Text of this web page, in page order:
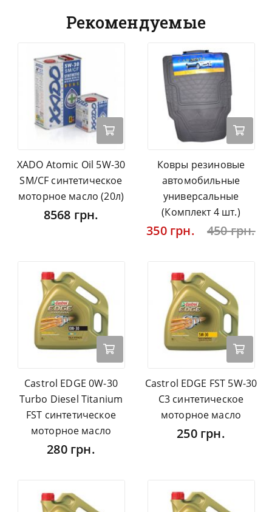
Рекомендуемые
XADO Atomic Oil 5W-30
SM/CF синтетическое
моторное масло (20л)
8568 грн.
Ковры резиновые
автомобильные
универсальные
(Комплект 4 шт.)
350 грн. 450 грн.
Castrol EDGE 0W-30
Turbo Diesel Titanium
FST синтетическое
моторное масло
280 грн.
Castrol EDGE FST 5W-30
C3 синтетическое
моторное масло
250 грн.